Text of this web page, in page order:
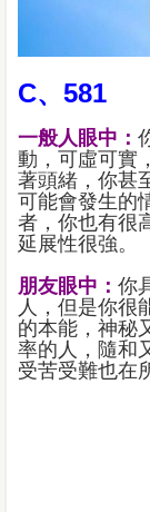
C、581
一般人眼中：
動，可虛可實
著頭緒，你甚
可能會發生的
者，你也有很
延展性很強。
朋友眼中： 你
人，但是你很
的本能，神秘
率的人，隨和
受苦受難也在